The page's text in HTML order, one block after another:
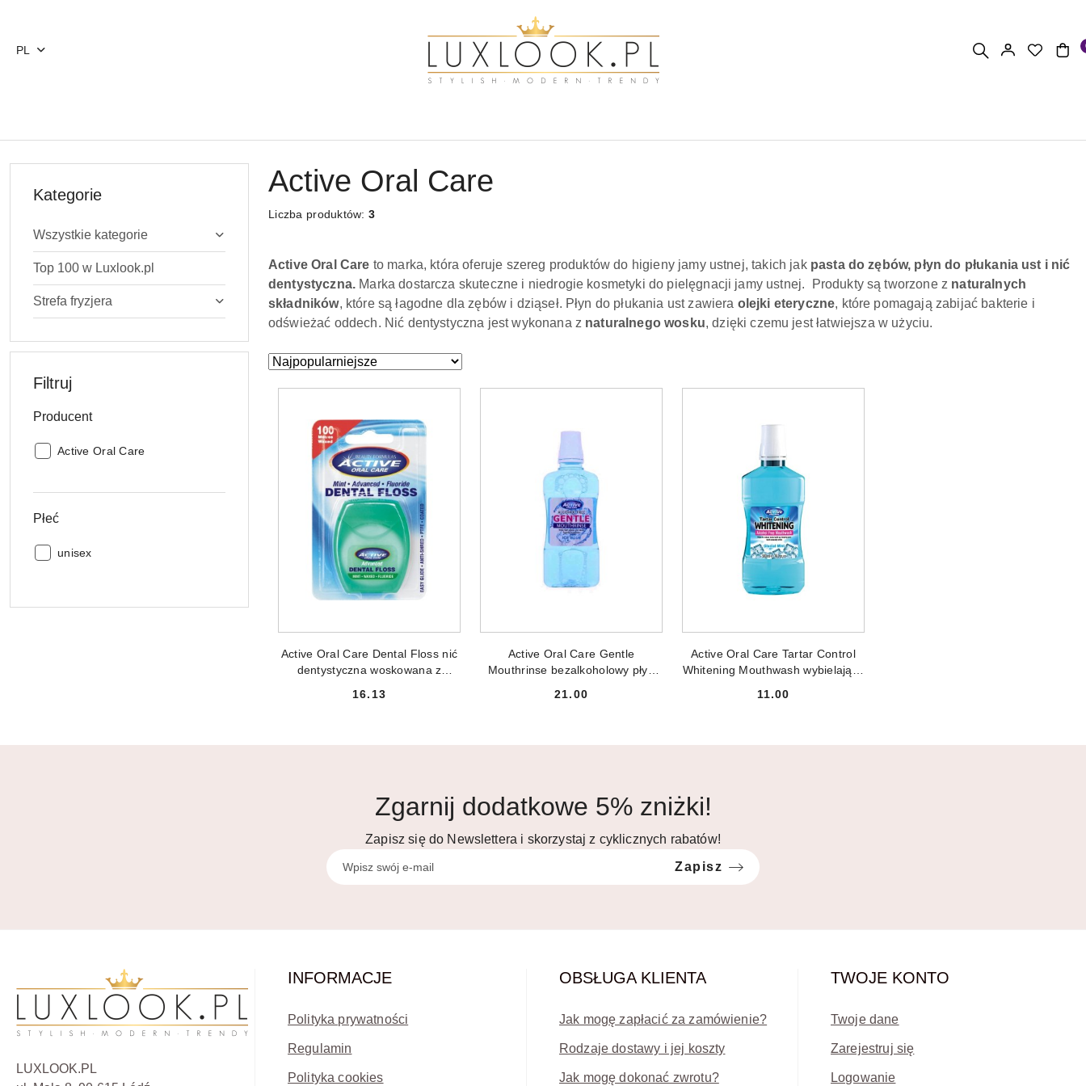
PL
Kategorie
Wszystkie kategorie
Top 100 w Luxlook.pl
Strefa fryzjera
Filtruj
Producent
Producent:
Active Oral Care
Płeć
Płeć:
unisex
Active Oral Care
Liczba produktów:3
Active Oral Care to marka, która oferuje szereg produktów do higieny jamy ustnej, takich jak pasta do zębów, płyn do płukania ust i nić
dentystyczna. Marka dostarcza skuteczne i niedrogie kosmetyki do pielęgnacji jamy ustnej. Produkty są tworzone z naturalnych
składników, które są łagodne dla zębów i dziąseł. Płyn do płukania ust zawiera olejki eteryczne, które pomagają zabijać bakterie i
odświeżać oddech. Nić dentystyczna jest wykonana z naturalnego wosku, dzięki czemu jest łatwiejsza w użyciu.
Zastosowano
Sortuj
Active Oral Care Dental Floss nić
dentystyczna woskowana z
Cena:
16.13
Active Oral Care Gentle
Mouthrinse bezalkoholowy płyn
Ice Blue 500ml
Cena:
21.00
Active Oral Care Tartar Control
Whitening Mouthwash wybielający
500ml
Cena:
11.00
Zgarnij dodatkowe 5% zniżki!
Zapisz się do Newslettera i skorzystaj z cyklicznych rabatów!
Zapisz
LUXLOOK.PL
INFORMACJE
Polityka prywatności
Regulamin
Polityka cookies
OBSŁUGA KLIENTA
Jak mogę zapłacić za zamówienie?
Rodzaje dostawy i jej koszty
Jak mogę dokonać zwrotu?
TWOJE KONTO
Twoje dane
Zarejestruj się
Logowanie